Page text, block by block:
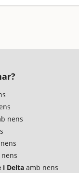
nens
i Delta amb nens